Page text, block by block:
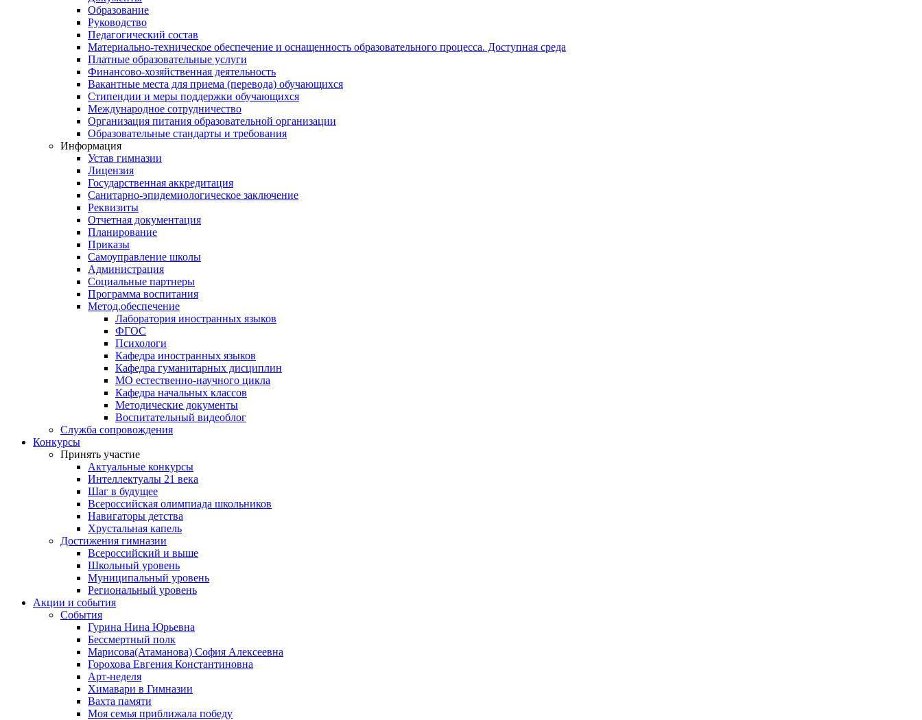
Образование
Руководство
Педагогический состав
Материально-техническое обеспечение и оснащенность образовательного процесса. Доступная среда
Платные образовательные услуги
Финансово-хозяйственная деятельность
Вакантные места для приема (перевода) обучающихся
Стипендии и меры поддержки обучающихся
Международное сотрудничество
Организация питания образовательной организации
Образовательные стандарты и требования
Информация
Устав гимназии
Лицензия
Государственная аккредитация
Санитарно-эпидемиологическое заключение
Реквизиты
Отчетная документация
Планирование
Приказы
Самоуправление школы
Администрация
Социальные партнеры
Программа воспитания
Метод.обеспечение
Лаборатория иностранных языков
ФГОС
Психологи
Кафедра иностранных языков
Кафедра гуманитарных дисциплин
МО естественно-научного цикла
Кафедра начальных классов
Методические документы
Воспитательный видеоблог
Служба сопровождения
Конкурсы
Принять участие
Актуальные конкурсы
Интеллектуалы 21 века
Шаг в будущее
Всероссийская олимпиада школьников
Навигаторы детства
Хрустальная капель
Достижения гимназии
Всероссийский и выше
Школьный уровень
Муниципальный уровень
Региональный уровень
Акции и события
События
Гурина Нина Юрьевна
Бессмертный полк
Марисова(Атаманова) София Алексеевна
Горохова Евгения Константиновна
Арт-неделя
Химавари в Гимназии
Вахта памяти
Моя семья приближала победу